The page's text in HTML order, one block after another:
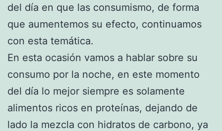
del día en que las consumismo, de forma
que aumentemos su efecto, continuamos
con esta temática.
En esta ocasión vamos a hablar sobre su
consumo por la noche, en este momento
del día lo mejor siempre es solamente
alimentos ricos en proteínas, dejando de
lado la mezcla con hidratos de carbono, ya